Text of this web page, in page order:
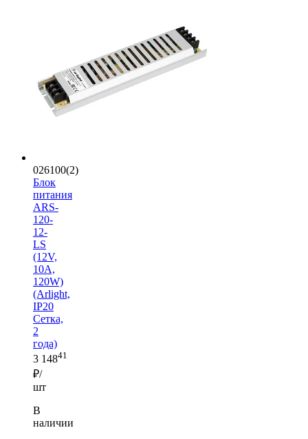
026100(2)
Блок
питания
ARS-
120-
12-
LS
(12V,
10A,
120W)
(Arlight,
IP20
Сетка,
2
года)
3 14841
₽/
шт
В
наличии